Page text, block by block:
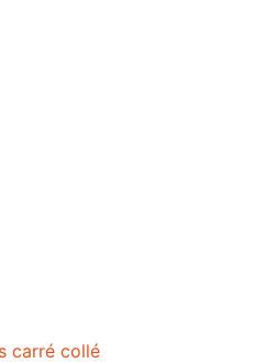
carré collé